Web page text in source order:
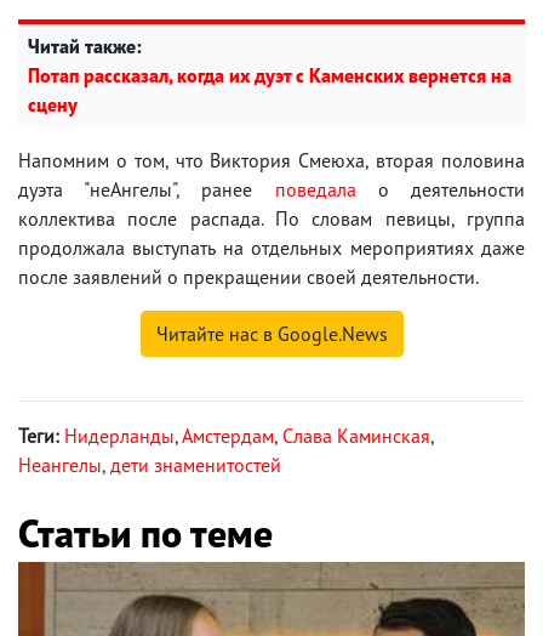
Читай также:
Потап рассказал, когда их дуэт с Каменских вернется на
сцену
Напомним о том, что Виктория Смеюха, вторая половина
дуэта "неАнгелы", ранее поведала о деятельности
коллектива после распада. По словам певицы, группа
продолжала выступать на отдельных мероприятиях даже
после заявлений о прекращении своей деятельности.
Читайте нас в Google.News
Теги: Нидерланды,Амстердам, Слава Каминская,
Неангелы, дети знаменитостей
Статьи по теме